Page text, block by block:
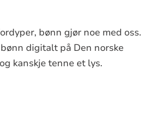
bønn gjør noe med oss.
digitalt på Den norske
kanskje tenne et lys.